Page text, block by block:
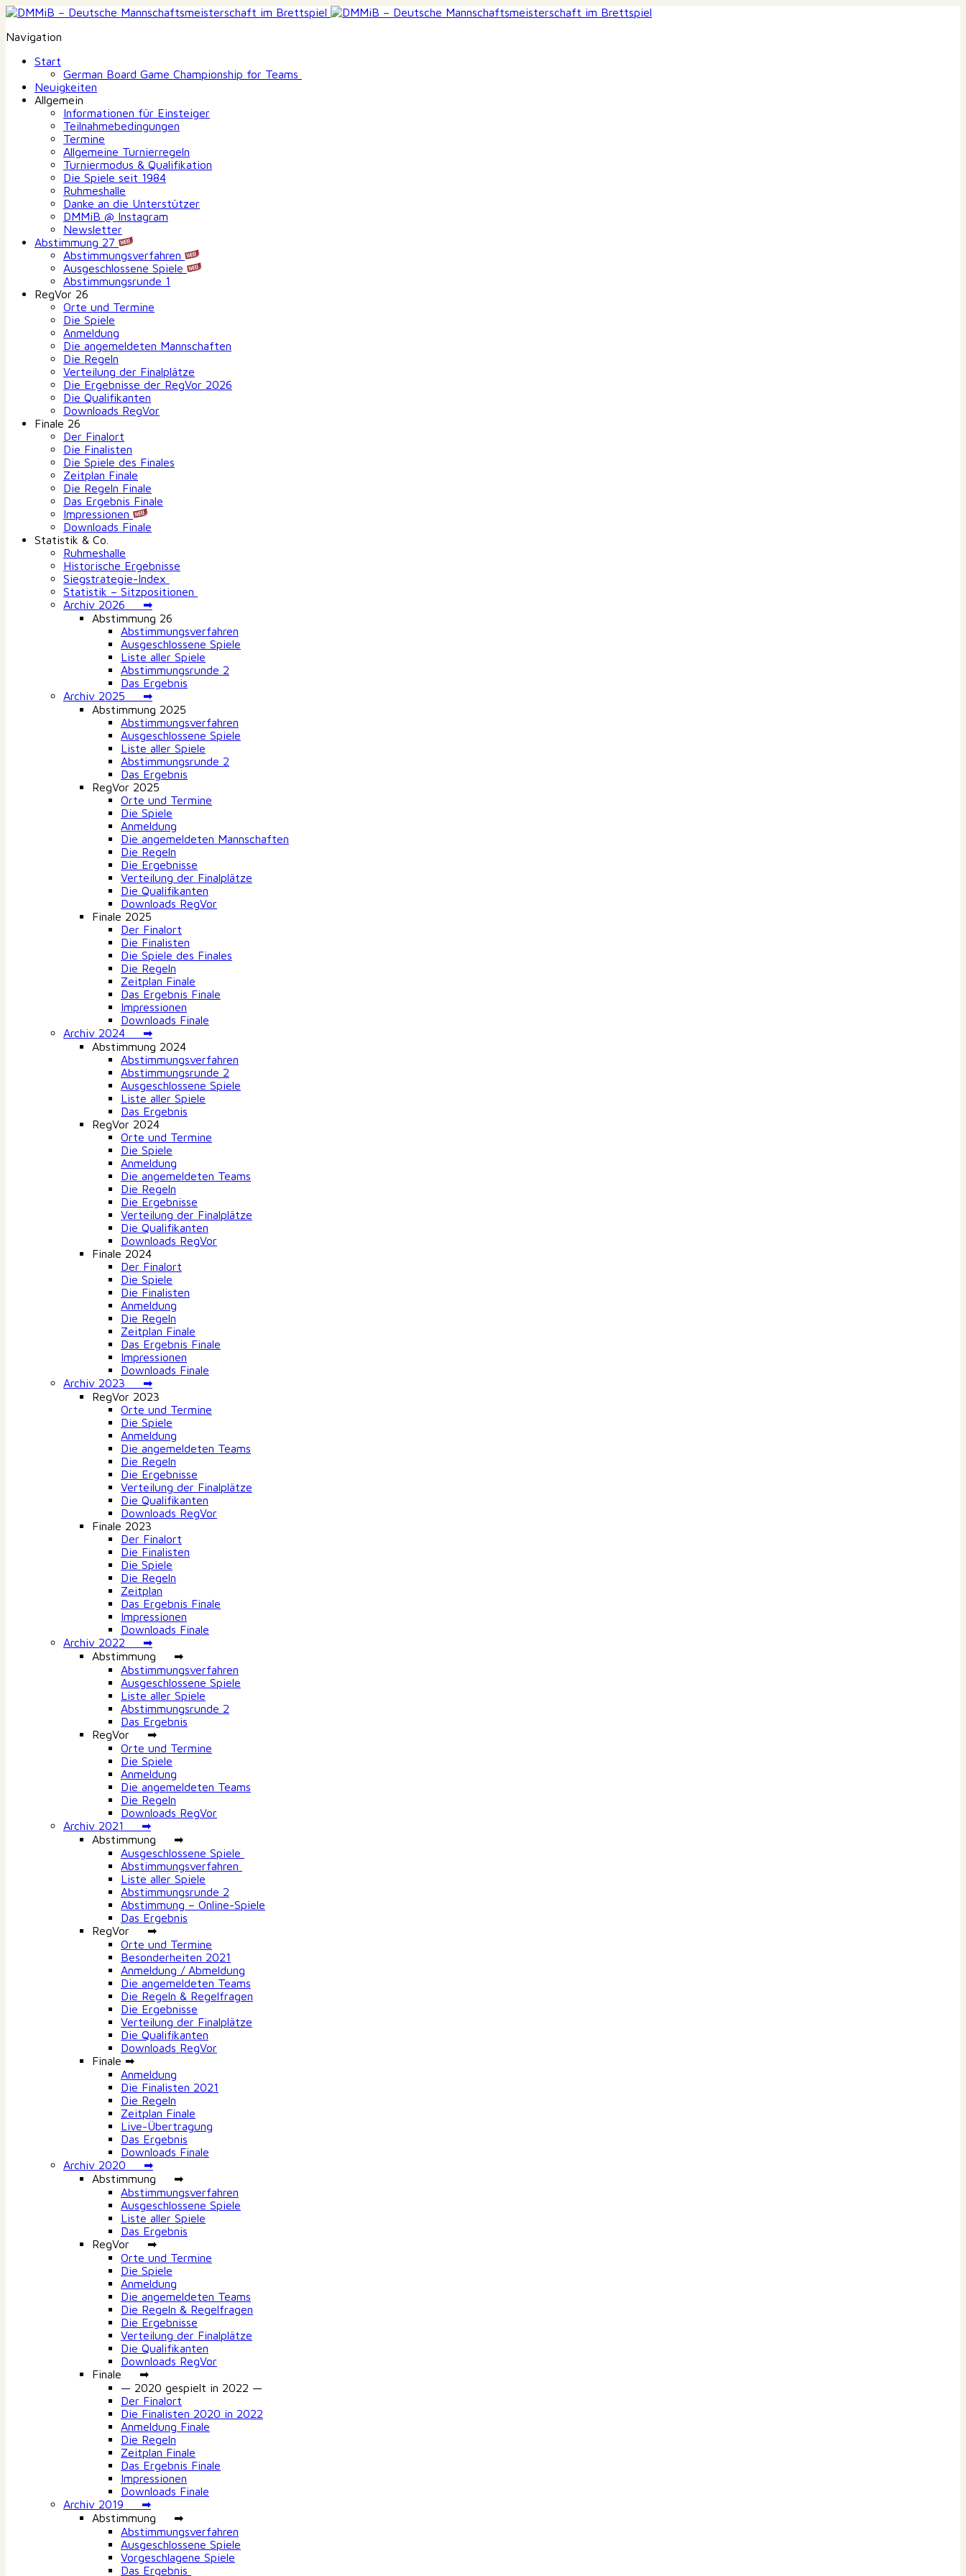
Navigation
Start
German Board Game Championship for Teams
Neuigkeiten
Allgemein
Informationen für Einsteiger
Teilnahmebedingungen
Termine
Allgemeine Turnierregeln
Turniermodus & Qualifikation
Die Spiele seit 1984
Ruhmeshalle
Danke an die Unterstützer
DMMiB @ Instagram
Newsletter
Abstimmung 27
Abstimmungsverfahren
Ausgeschlossene Spiele
Abstimmungsrunde 1
RegVor 26
Orte und Termine
Die Spiele
Anmeldung
Die angemeldeten Mannschaften
Die Regeln
Verteilung der Finalplätze
Die Ergebnisse der RegVor 2026
Die Qualifikanten
Downloads RegVor
Finale 26
Der Finalort
Die Finalisten
Die Spiele des Finales
Zeitplan Finale
Die Regeln Finale
Das Ergebnis Finale
Impressionen
Downloads Finale
Statistik & Co.
Ruhmeshalle
Historische Ergebnisse
Siegstrategie-Index
Statistik – Sitzpositionen
Archiv 2026 ➡
Abstimmung 26
Abstimmungsverfahren
Ausgeschlossene Spiele
Liste aller Spiele
Abstimmungsrunde 2
Das Ergebnis
Archiv 2025 ➡
Abstimmung 2025
Abstimmungsverfahren
Ausgeschlossene Spiele
Liste aller Spiele
Abstimmungsrunde 2
Das Ergebnis
RegVor 2025
Orte und Termine
Die Spiele
Anmeldung
Die angemeldeten Mannschaften
Die Regeln
Die Ergebnisse
Verteilung der Finalplätze
Die Qualifikanten
Downloads RegVor
Finale 2025
Der Finalort
Die Finalisten
Die Spiele des Finales
Die Regeln
Zeitplan Finale
Das Ergebnis Finale
Impressionen
Downloads Finale
Archiv 2024 ➡
Abstimmung 2024
Abstimmungsverfahren
Abstimmungsrunde 2
Ausgeschlossene Spiele
Liste aller Spiele
Das Ergebnis
RegVor 2024
Orte und Termine
Die Spiele
Anmeldung
Die angemeldeten Teams
Die Regeln
Die Ergebnisse
Verteilung der Finalplätze
Die Qualifikanten
Downloads RegVor
Finale 2024
Der Finalort
Die Spiele
Die Finalisten
Anmeldung
Die Regeln
Zeitplan Finale
Das Ergebnis Finale
Impressionen
Downloads Finale
Archiv 2023 ➡
RegVor 2023
Orte und Termine
Die Spiele
Anmeldung
Die angemeldeten Teams
Die Regeln
Die Ergebnisse
Verteilung der Finalplätze
Die Qualifikanten
Downloads RegVor
Finale 2023
Der Finalort
Die Finalisten
Die Spiele
Die Regeln
Zeitplan
Das Ergebnis Finale
Impressionen
Downloads Finale
Archiv 2022 ➡
Abstimmung ➡
Abstimmungsverfahren
Ausgeschlossene Spiele
Liste aller Spiele
Abstimmungsrunde 2
Das Ergebnis
RegVor ➡
Orte und Termine
Die Spiele
Anmeldung
Die angemeldeten Teams
Die Regeln
Downloads RegVor
Archiv 2021 ➡
Abstimmung ➡
Ausgeschlossene Spiele
Abstimmungsverfahren
Liste aller Spiele
Abstimmungsrunde 2
Abstimmung – Online-Spiele
Das Ergebnis
RegVor ➡
Orte und Termine
Besonderheiten 2021
Anmeldung / Abmeldung
Die angemeldeten Teams
Die Regeln & Regelfragen
Die Ergebnisse
Verteilung der Finalplätze
Die Qualifikanten
Downloads RegVor
Finale ➡
Anmeldung
Die Finalisten 2021
Die Regeln
Zeitplan Finale
Live-Übertragung
Das Ergebnis
Downloads Finale
Archiv 2020 ➡
Abstimmung ➡
Abstimmungsverfahren
Ausgeschlossene Spiele
Liste aller Spiele
Das Ergebnis
RegVor ➡
Orte und Termine
Die Spiele
Anmeldung
Die angemeldeten Teams
Die Regeln & Regelfragen
Die Ergebnisse
Verteilung der Finalplätze
Die Qualifikanten
Downloads RegVor
Finale ➡
— 2020 gespielt in 2022 —
Der Finalort
Die Finalisten 2020 in 2022
Anmeldung Finale
Die Regeln
Zeitplan Finale
Das Ergebnis Finale
Impressionen
Downloads Finale
Archiv 2019 ➡
Abstimmung ➡
Abstimmungsverfahren
Ausgeschlossene Spiele
Vorgeschlagene Spiele
Das Ergebnis